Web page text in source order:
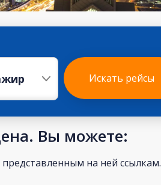
Искать рейсы
Вы можете:
на ней ссылкам.